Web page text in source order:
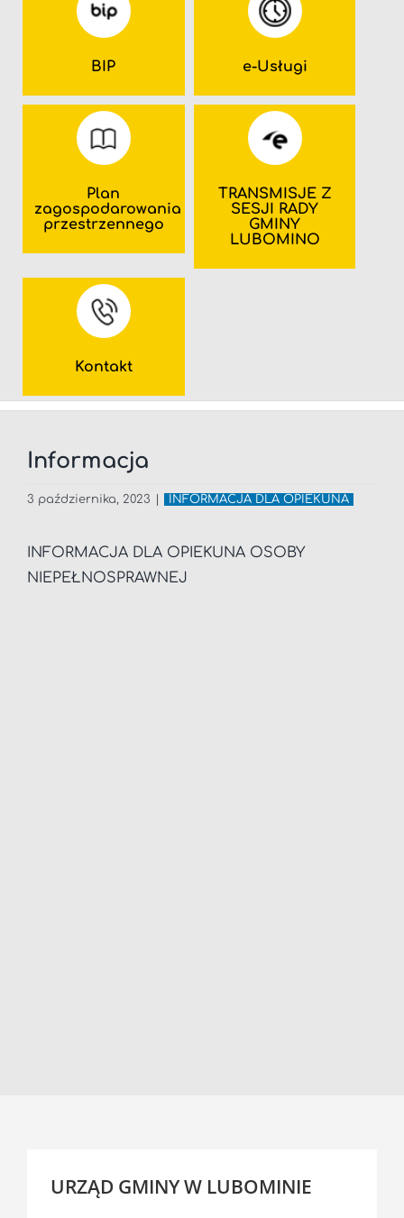
BIP e-Usługi
Plan
zagospodarowania
przestrzennego
TRANSMISJE Z
SESJI RADY
GMINY
LUBOMINO
Kontakt
Informacja
3 października, 2023 INFORMACJA DLA OPIEKUNA
INFORMACJA DLA OPIEKUNA OSOBY
NIEPEŁNOSPRAWNEJ
URZĄD GMINY W LUBOMINIE